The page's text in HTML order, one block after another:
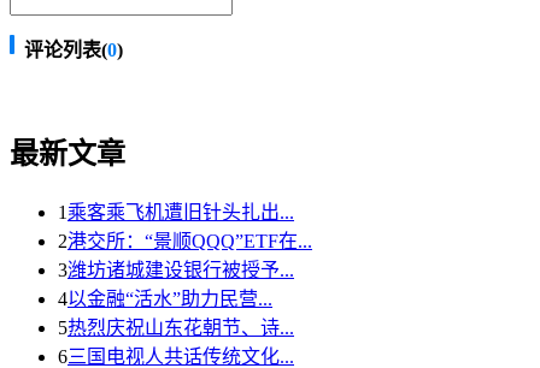
评论列表(0)
最新文章
1 乘客乘飞机遭旧针头扎出...
2港交所：“景顺QQQ”ETF在...
3潍坊诸城建设银行被授予...
4以金融“活水”助力民营...
5热烈庆祝山东花朝节、诗...
6三国电视人共话传统文化...